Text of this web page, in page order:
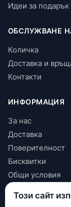
Идеи за подарък
ОБСЛУЖВАНЕ
Количка
Доставка и
Контакти
ИНФОРМАЦИЯ
За нас
Доставка
Поверителност
Бисквитки
Общи условия
КОНТАКТИ
Този сайт